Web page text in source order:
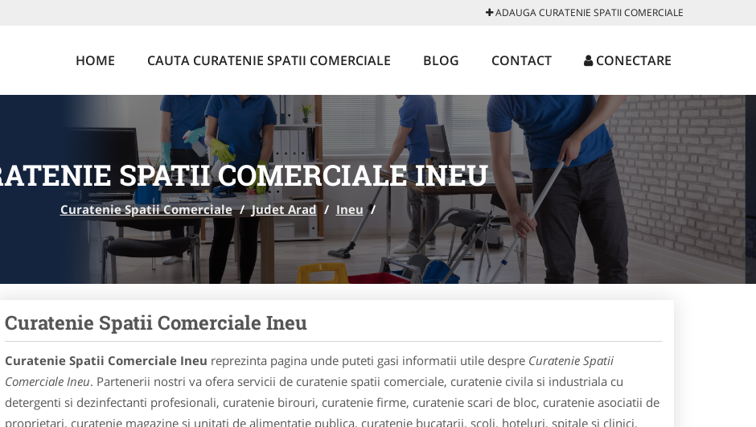
ADAUGA CURATENIE SPATII COMERCIALE
HOME CAUTA CURATENIE SPATII COMERCIALE BLOG CONTACT CONECTARE
SPATII COMERCIALE INEU
Curatenie Spatii Comerciale / Judet Arad / Ineu /
Curatenie Spatii Comerciale Ineu
Curatenie Spatii Comerciale Ineu reprezinta pagina unde puteti gasi informatii utile despre Curatenie Spatii
Comerciale Ineu. Partenerii nostri va ofera servicii de curatenie spatii comerciale, curatenie civila si industriala cu
detergenti si dezinfectanti profesionali, curatenie birouri, curatenie firme, curatenie scari de bloc, curatenie asociatii de
proprietari, curatenie magazine si unitati de alimentatie publica, curatenie bucatarii, scoli, hoteluri, spitale si clinici,